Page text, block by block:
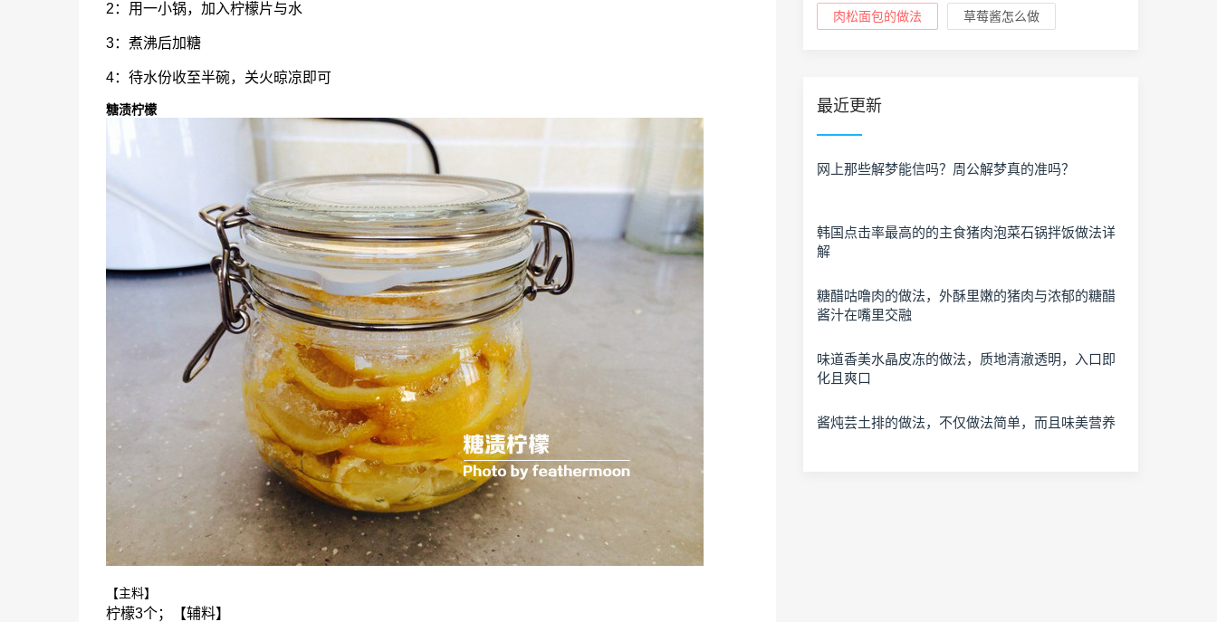
2：用一小锅，加入柠檬片与水
3：煮沸后加糖
4：待水份收至半碗，关火晾凉即可
糖渍柠檬
【主料】
柠檬3个；【辅料】
肉松面包的做法 草莓酱怎么做
最近更新
网上那些解梦能信吗？周公解梦真的准吗？
韩国点击率最高的的主食猪肉泡菜石锅拌饭做法详
解
糖醋咕噜肉的做法，外酥里嫩的猪肉与浓郁的糖醋
酱汁在嘴里交融
味道香美水晶皮冻的做法，质地清澈透明，入口即
化且爽口
酱炖芸土排的做法，不仅做法简单，而且味美营养